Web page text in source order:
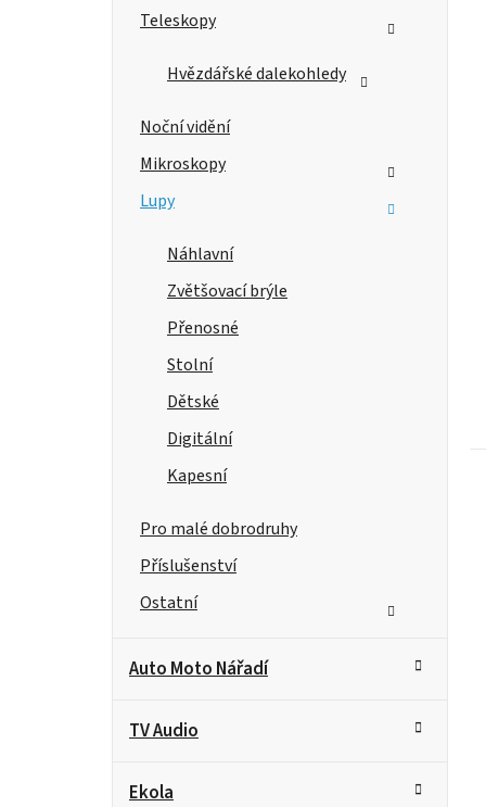
Teleskopy
Hvězdářské dalekohledy
Noční vidění
Mikroskopy
Lupy
Náhlavní
Zvětšovací brýle
Přenosné
Stolní
Dětské
Digitální
Kapesní
Pro malé dobrodruhy
Příslušenství
Ostatní
Auto Moto Nářadí
TV Audio
Ekola